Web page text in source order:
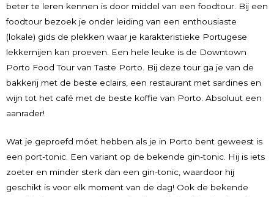
beter te leren kennen is door middel van een foodtour. Bij een
foodtour bezoek je onder leiding van een enthousiaste
(lokale) gids de plekken waar je karakteristieke Portugese
lekkernijen kan proeven. Een hele leuke is de Downtown
Porto Food Tour van Taste Porto. Bij deze tour ga je van de
bakkerij met de beste eclairs, een restaurant met sardines en
wijn tot het café met de beste koffie van Porto. Absoluut een
aanrader!
Wat je geproefd móet hebben als je in Porto bent geweest is
een port-tonic. Een variant op de bekende gin-tonic. Hij is iets
zoeter en minder sterk dan een gin-tonic, waardoor hij
geschikt is voor elk moment van de dag! Ook de bekende